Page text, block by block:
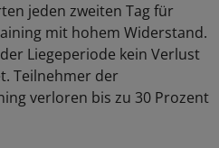
jeden zweiten Tag für
mit hohem Widerstand.
Liegeperiode kein Verlust
Teilnehmer der
verloren bis zu 30 Prozent